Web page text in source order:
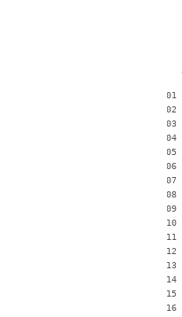
01
02
03
04
05
06
07
08
09
10
11
12
13
14
15
16